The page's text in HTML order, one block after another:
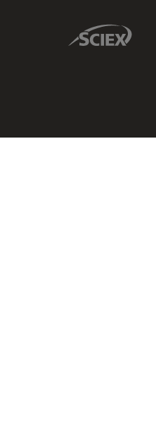
Sciex Link